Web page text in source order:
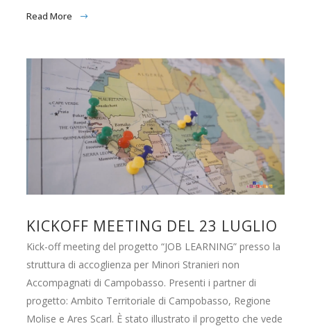
Read More
KICKOFF MEETING DEL 23 LUGLIO
Kick-off meeting del progetto “JOB LEARNING” presso la
struttura di accoglienza per Minori Stranieri non
Accompagnati di Campobasso. Presenti i partner di
progetto: Ambito Territoriale di Campobasso, Regione
Molise e Ares Scarl. È stato illustrato il progetto che vede